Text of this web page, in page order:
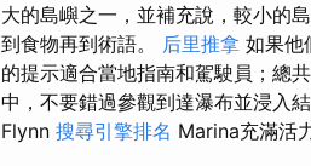
大的島嶼之一，並補充說，較小的
到食物再到術語。 后里推拿 如果他
的提示適合當地指南和駕駛員；總
中，不要錯過參觀到達瀑布並浸入
Flynn 搜尋引擎排名 Marina充滿活